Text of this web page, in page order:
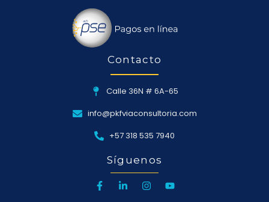
Contacto
Calle 36N # 6A-65
info@pkfviaconsultoria.com
+57 318 535 7940
Síguenos